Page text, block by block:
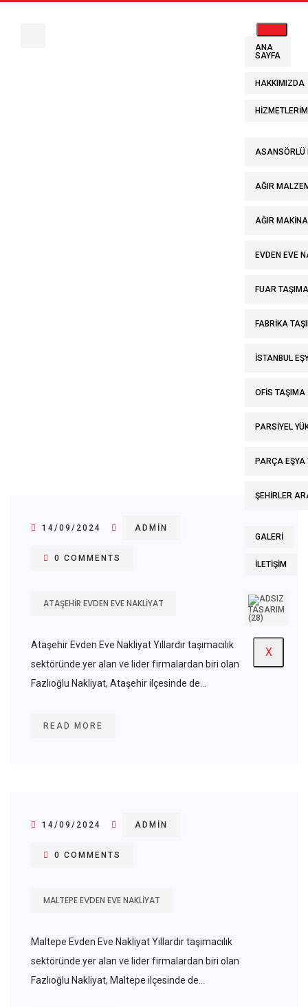
ANA
SAYFA
HAKKIMIZDA
ASANSÖRLÜ
AĞIR
AĞIR
EVDEN EVE
FUAR
FABRIKA
İSTANBUL
OFIS TAŞIMA
PARSIYEL
PARÇA
ŞEHIRLER
GALERI
İLETIŞIM
X
Taşıma
Firmaları
14/09/2024 ADMIN
0 COMMENTS
ATAŞEHIR EVDEN EVE NAKLIYAT
Ataşehir Evden Eve Nakliyat Yıllardır taşımacılık
sektöründe yer alan ve lider firmalardan biri olan
Fazlıoğlu Nakliyat, Ataşehir ilçesinde de...
READ MORE
14/09/2024 ADMIN
0 COMMENTS
MALTEPE EVDEN EVE NAKLIYAT
Maltepe Evden Eve Nakliyat Yıllardır taşımacılık
sektöründe yer alan ve lider firmalardan biri olan
Fazlıoğlu Nakliyat, Maltepe ilçesinde de...